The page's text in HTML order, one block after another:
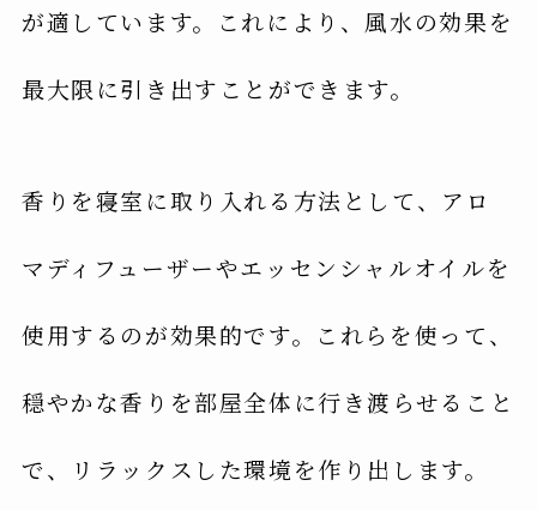
が適しています。これにより、風水の効果を
最大限に引き出すことができます。
香りを寝室に取り入れる方法として、アロ
マディフューザーやエッセンシャルオイルを
使用するのが効果的です。これらを使って、
穏やかな香りを部屋全体に行き渡らせること
で、リラックスした環境を作り出します。